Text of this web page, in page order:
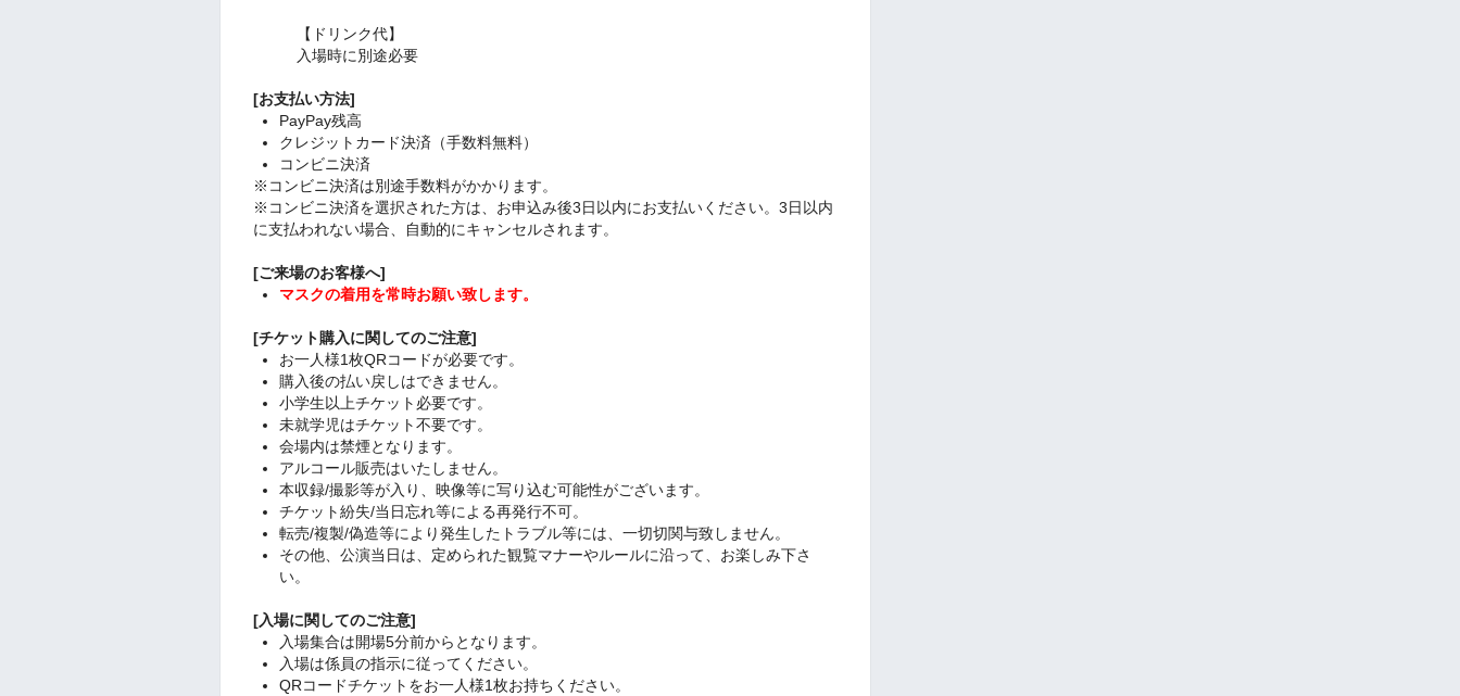
【ドリンク代】
入場時に別途必要
[お支払い方法]
PayPay残高
クレジットカード決済（手数料無料）
コンビニ決済
※コンビニ決済は別途手数料がかかります。
※コンビニ決済を選択された方は、お申込み後3日以内にお支払いください。3日以内
に支払われない場合、自動的にキャンセルされます。
[ご来場のお客様へ]
マスクの着用を常時お願い致します。
[チケット購入に関してのご注意]
お一人様1枚QRコードが必要です。
購入後の払い戻しはできません。
小学生以上チケット必要です。
未就学児はチケット不要です。
会場内は禁煙となります。
アルコール販売はいたしません。
本収録/撮影等が入り、映像等に写り込む可能性がございます。
チケット紛失/当日忘れ等による再発行不可。
転売/複製/偽造等により発生したトラブル等には、一切切関与致しません。
その他、公演当日は、定められた観覧マナーやルールに沿って、お楽しみ下さ
い。
[入場に関してのご注意]
入場集合は開場5分前からとなります。
入場は係員の指示に従ってください。
QRコードチケットをお一人様1枚お持ちください。